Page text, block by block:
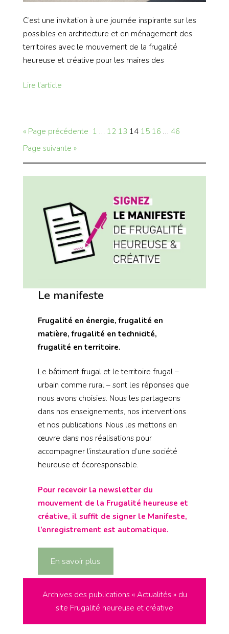
C’est une invitation à une journée inspirante sur les
possibles en architecture et en ménagement des
territoires avec le mouvement de la frugalité
heureuse et créative pour les maires des
Lire l’article
« Page précédente 1 … 12 13 14 15 16 … 46
Page suivante »
Le manifeste
Frugalité en énergie, frugalité en
matière, frugalité en technicité,
frugalité en territoire.
Le bâtiment frugal et le territoire frugal –
urbain comme rural – sont les réponses que
nous avons choisies. Nous les partageons
dans nos enseignements, nos interventions
et nos publications. Nous les mettons en
œuvre dans nos réalisations pour
accompagner l’instauration d’une société
heureuse et écoresponsable.
Pour recevoir la newsletter du
mouvement de la Frugalité heureuse et
créative, il suffit de signer le Manifeste,
l’enregistrement est automatique.
En savoir plus
Archives des publications « Actualités » du
site Frugalité heureuse et créative